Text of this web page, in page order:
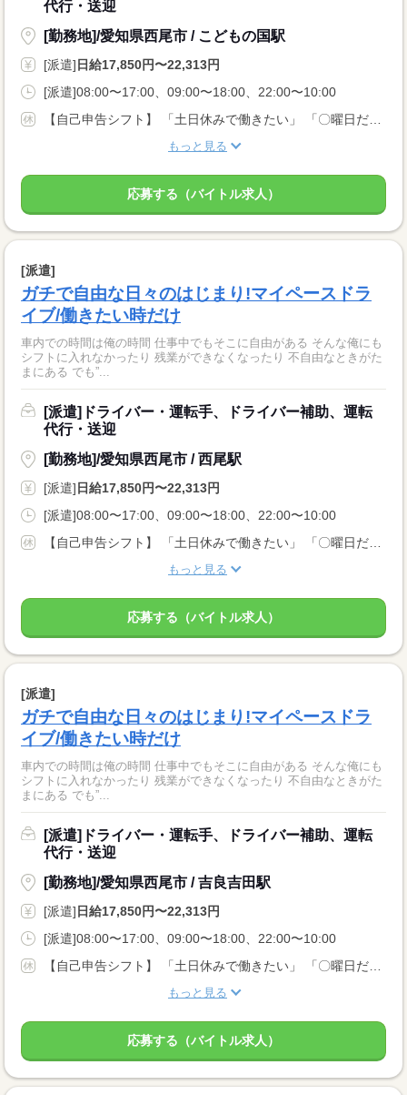
代行・送迎
[勤務地]/愛知県西尾市 / こどもの国駅
[派遣] 日給17,850円〜22,313円
[派遣]08:00〜17:00、09:00〜18:00、22:00〜10:00
【自己申告シフト】 「土日休みで働きたい」 「〇曜日だけ働きたい」 働きたい日は事前に選べます。 お休み希望の曜日・時間についても 面談の際に教えてくださいね。 ※こちらは中型以上のお仕事の例です
もっと見る
応募する（バイトル求人）
[派遣]
ガチで自由な日々のはじまり!マイペースドラ
イブ/働きたい時だけ
車内での時間は俺の時間 仕事中でもそこに自由がある そんな俺にも
シフトに入れなかったり 残業ができなくなったり 不自由なときがた
まにある でも”...
[派遣]ドライバー・運転手、ドライバー補助、運転
代行・送迎
[勤務地]/愛知県西尾市 / 西尾駅
[派遣] 日給17,850円〜22,313円
[派遣]08:00〜17:00、09:00〜18:00、22:00〜10:00
【自己申告シフト】 「土日休みで働きたい」 「〇曜日だけ働きたい」 働きたい日は事前に選べます。 お休み希望の曜日・時間についても 面談の際に教えてくださいね。 ※こちらは中型以上のお仕事の例です
もっと見る
応募する（バイトル求人）
[派遣]
ガチで自由な日々のはじまり!マイペースドラ
イブ/働きたい時だけ
車内での時間は俺の時間 仕事中でもそこに自由がある そんな俺にも
シフトに入れなかったり 残業ができなくなったり 不自由なときがた
まにある でも”...
[派遣]ドライバー・運転手、ドライバー補助、運転
代行・送迎
[勤務地]/愛知県西尾市 / 吉良吉田駅
[派遣] 日給17,850円〜22,313円
[派遣]08:00〜17:00、09:00〜18:00、22:00〜10:00
【自己申告シフト】 「土日休みで働きたい」 「〇曜日だけ働きたい」 働きたい日は事前に選べます。 お休み希望の曜日・時間についても 面談の際に教えてくださいね。 ※こちらは中型以上のお仕事の例です
もっと見る
応募する（バイトル求人）